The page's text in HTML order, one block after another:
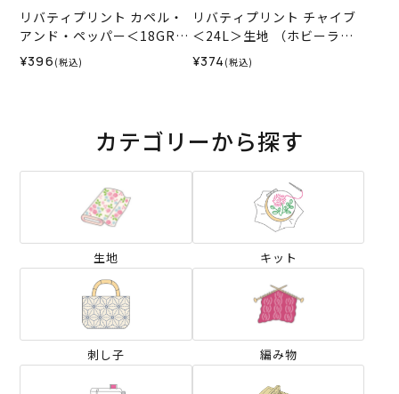
リバティプリント カペル・
アンド・ペッパー＜18GR＞
生地 （ホビーラホビーレオ
リジナル）2026SS
¥396 (税込)
リバティプリント チャイブ
＜24L＞生地 （ホビーラホ
ビーレオリジナル）2026ES
¥374 (税込)
カテゴリーから探す
生地 キット
刺し子 編み物